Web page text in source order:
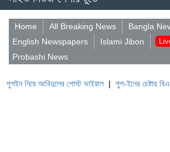
Home All Breaking News
Bangla
English Newspapers
Islami Jibon
Probashi News
আবিদুলের পোস্ট ভাইরাল| পুশ-ইনের চেষ্টায় বিএসএফ, পণ্ড